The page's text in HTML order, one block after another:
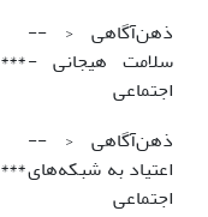
ذهن‌آگاهی < --
سلامت هیجانی -
اجتماعی
***
ذهن‌آگاهی < --
اعتیاد به شبکه‌های
اجتماعی
***